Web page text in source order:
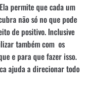
permite que cada um
não só no que pode
de positivo. Inclusive
também com os
e para que fazer isso.
ajuda a direcionar todo